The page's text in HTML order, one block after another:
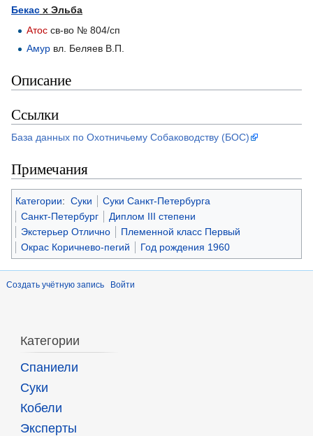
Бекас х Эльба
Атос св-во № 804/сп
Амур вл. Беляев В.П.
Описание
Ссылки
База данных по Охотничьему Собаководству (БОС)
Примечания
Категории: Суки
Суки Санкт-Петербурга
Санкт-Петербург
Диплом III степени
Экстерьер Отлично
Племенной класс Первый
Окрас Коричнево-пегий
Год рождения 1960
Создать учётную запись Войти
Категории
Спаниели
Суки
Кобели
Эксперты